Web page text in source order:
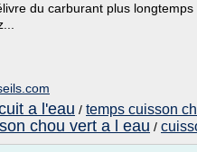
du carburant plus
a l'eau / temps cuisson
chou vert a l eau /